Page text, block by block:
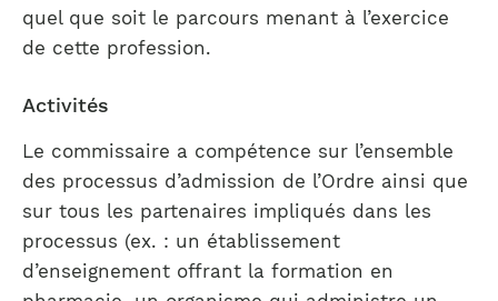
quel que soit le parcours menant à l’exercice
de cette profession.
Activités
Le commissaire a compétence sur l’ensemble
des processus d’admission de l’Ordre ainsi que
sur tous les partenaires impliqués dans les
processus (ex. : un établissement
d’enseignement offrant la formation en